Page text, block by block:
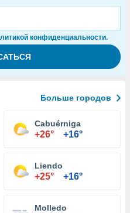
конфиденциальности.
Больше городов
Cabuérniga
+26° +16°
Liendo
+25° +16°
Molledo